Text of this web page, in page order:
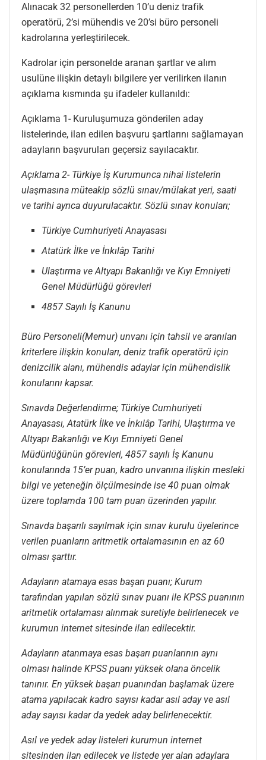
Alınacak 32 personellerden 10’u deniz trafik
operatörü, 2’si mühendis ve 20’si büro personeli
kadrolarına yerleştirilecek.
Kadrolar için personelde aranan şartlar ve alım
usulüne ilişkin detaylı bilgilere yer verilirken ilanın
açıklama kısmında şu ifadeler kullanıldı:
Açıklama 1- Kuruluşumuza gönderilen aday
listelerinde, ilan edilen başvuru şartlarını sağlamayan
adayların başvuruları geçersiz sayılacaktır.
Açıklama 2- Türkiye İş Kurumunca nihai listelerin
ulaşmasına müteakip sözlü sınav/mülakat yeri, saati
ve tarihi ayrıca duyurulacaktır. Sözlü sınav konuları;
Türkiye Cumhuriyeti Anayasası
Atatürk İlke ve İnkılâp Tarihi
Ulaştırma ve Altyapı Bakanlığı ve Kıyı Emniyeti
Genel Müdürlüğü görevleri
4857 Sayılı İş Kanunu
Büro Personeli(Memur) unvanı için tahsil ve aranılan
kriterlere ilişkin konuları, deniz trafik operatörü için
denizcilik alanı, mühendis adaylar için mühendislik
konularını kapsar.
Sınavda Değerlendirme; Türkiye Cumhuriyeti
Anayasası, Atatürk İlke ve İnkılâp Tarihi, Ulaştırma ve
Altyapı Bakanlığı ve Kıyı Emniyeti Genel
Müdürlüğünün görevleri, 4857 sayılı İş Kanunu
konularında 15’er puan, kadro unvanına ilişkin mesleki
bilgi ve yeteneğin ölçülmesinde ise 40 puan olmak
üzere toplamda 100 tam puan üzerinden yapılır.
Sınavda başarılı sayılmak için sınav kurulu üyelerince
verilen puanların aritmetik ortalamasının en az 60
olması şarttır.
Adayların atamaya esas başarı puanı; Kurum
tarafından yapılan sözlü sınav puanı ile KPSS puanının
aritmetik ortalaması alınmak suretiyle belirlenecek ve
kurumun internet sitesinde ilan edilecektir.
Adayların atanmaya esas başarı puanlarının aynı
olması halinde KPSS puanı yüksek olana öncelik
tanınır. En yüksek başarı puanından başlamak üzere
atama yapılacak kadro sayısı kadar asıl aday ve asıl
aday sayısı kadar da yedek aday belirlenecektir.
Asıl ve yedek aday listeleri kurumun internet
sitesinden ilan edilecek ve listede yer alan adaylara